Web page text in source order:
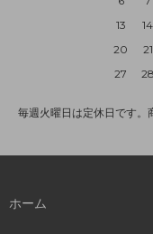
13
14
20
21
27
28
毎週火曜日は定休日です。
ホーム